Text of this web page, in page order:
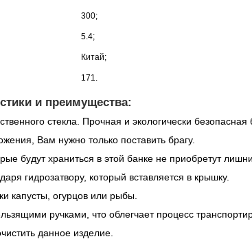
300;
5.4;
Китай;
171.
и преимущества:
стекла. Прочная и экологически
Вам нужно только поставить брагу.
будут храниться в этой банке не приобретут
гидрозатвору, который вставляется в крышку.
капусты, огурцов или рыбы.
ручками, что облегчает процесс
данное изделие.